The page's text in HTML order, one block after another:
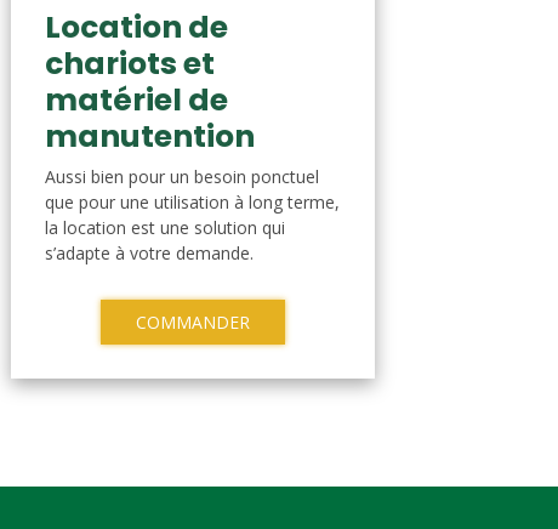
Location de
chariots et
matériel de
manutention
Aussi bien pour un besoin ponctuel
que pour une utilisation à long terme,
la location est une solution qui
s’adapte à votre demande.
COMMANDER